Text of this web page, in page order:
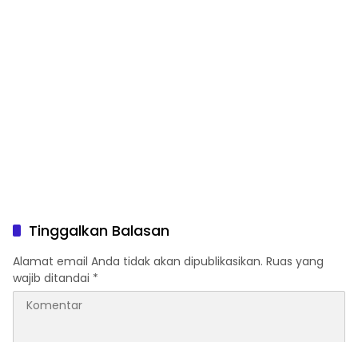
Tinggalkan Balasan
Alamat email Anda tidak akan dipublikasikan. Ruas yang
wajib ditandai *